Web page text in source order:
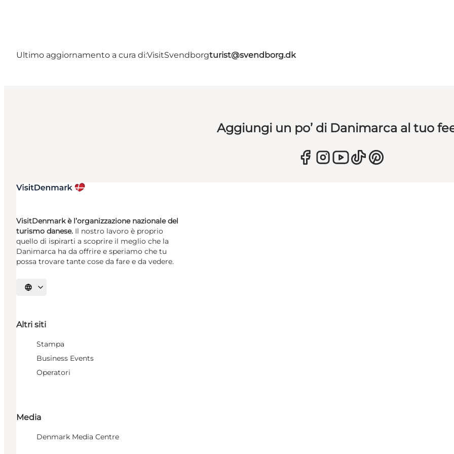
Ultimo aggiornamento a cura di:VisitSvendborgturist@svendborg.dk
Aggiungi un po’ di Danimarca al tuo
VisitDenmark è l’organizzazione nazionale del
turismo danese. Il nostro lavoro è proprio
quello di ispirarti a scoprire il meglio che la
Danimarca ha da offrire e speriamo che tu
possa trovare tante cose da fare e da vedere.
Seleziona la lingua
Altri siti
Stampa
Business Events
Operatori
Media
Denmark Media Centre